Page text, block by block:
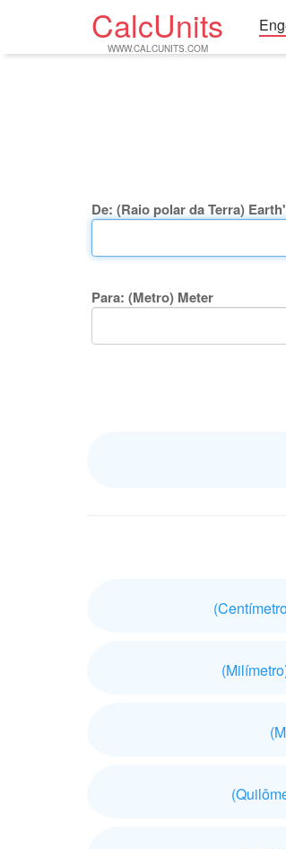
CalcUnits
WWW.CALCUNITS.COM
De: (Raio polar da Terra)
Para: (Metro) Meter